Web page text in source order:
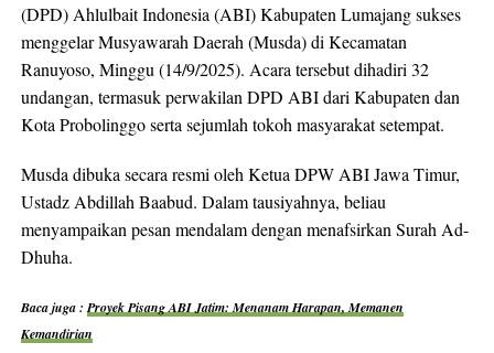
(DPD) Ahlulbait Indonesia (ABI) Kabupaten Lumajang sukses
menggelar Musyawarah Daerah (Musda) di Kecamatan
Ranuyoso, Minggu (14/9/2025). Acara tersebut dihadiri 32
undangan, termasuk perwakilan DPD ABI dari Kabupaten dan
Kota Probolinggo serta sejumlah tokoh masyarakat setempat.
Musda dibuka secara resmi oleh Ketua DPW ABI Jawa Timur,
Ustadz Abdillah Baabud. Dalam tausiyahnya, beliau
menyampaikan pesan mendalam dengan menafsirkan Surah Ad-
Dhuha.
Baca juga :Proyek Pisang ABI Jatim: Menanam Harapan, Memanen
Kemandirian